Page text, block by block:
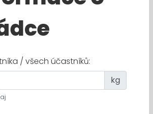
/ všech účastníků:
kg